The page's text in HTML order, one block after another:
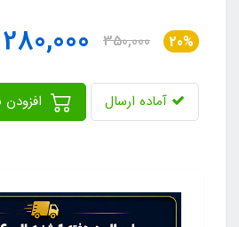
20%
350,000
280,000
آماده ارسال